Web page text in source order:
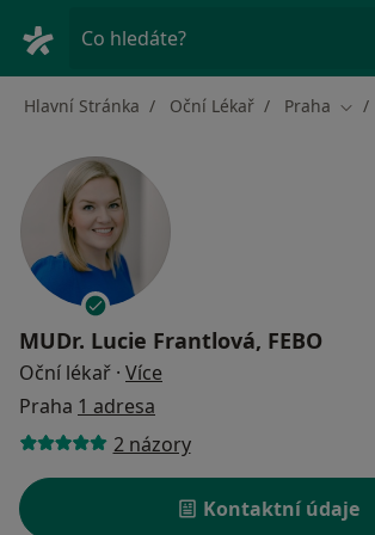
Co hledáte?
Hlavní Stránka Oční Lékař Praha
MUDr. Lucie Frantlová, FEBO
Oční lékař · Více
Praha 1 adresa
2 názory
Kontaktní údaje